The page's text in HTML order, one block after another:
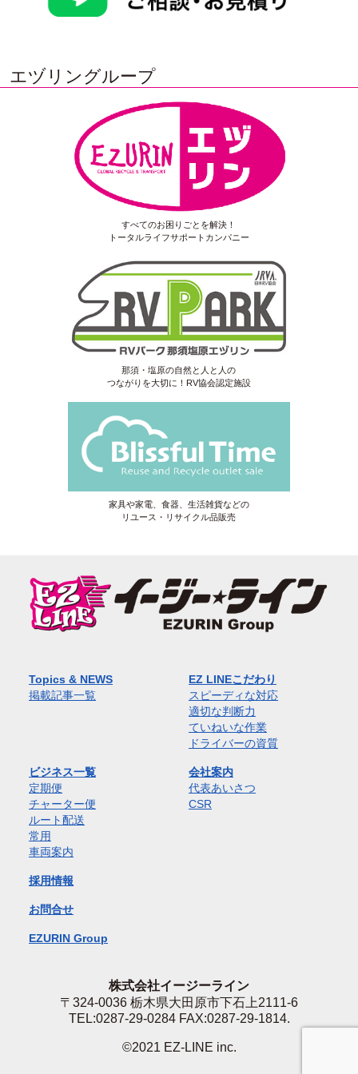
エヅリングループ
すべてのお困りごとを解決！
トータルライフサポートカンパニー
那須・塩原の自然と人と人の
つながりを大切に！RV協会認定施設
家具や家電、食器、生活雑貨などの
リユース・リサイクル品販売
Topics & NEWS
掲載記事一覧
EZ LINEこだわり
スピーディな対応
適切な判断力
ていねいな作業
ドライバーの資質
ビジネス一覧
定期便
チャーター便
ルート配送
常用
車両案内
会社案内
代表あいさつ
CSR
採用情報
お問合せ
EZURIN Group
株式会社イージーライン
〒324-0036 栃木県大田原市下石上2111-6
TEL:0287-29-0284 FAX:0287-29-1814.
©️2021 EZ-LINE inc.